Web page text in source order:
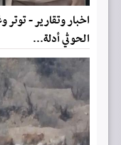
اخبار وتقارير -
الحوثي أدلة...